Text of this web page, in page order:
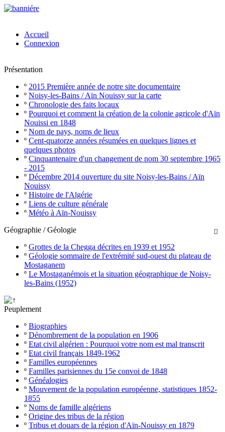
Accueil
Connexion
Présentation
º 2015 Première année de notre site documentaire
º Noisy-les-Bains / Aïn Nouissy sur la carte
º Chronologie des faits locaux
º Pourquoi et comment la création de la colonie agricole d'Aïn
Nouissi en 1848
º Nom de pays, noms de lieux
º Cent-quatorze années résumées en quelques lignes et
quelques photos
º Cinquantenaire d'un changement de nom 30 septembre 1965
- 2015
º Décembre 2014 ouverture du site Noisy-les-Bains / Aïn
Nouissy
º Histoire de l'Algérie
º Liens de culture générale
º Météo à Aïn-Nouissy

Géographie / Géologie
º Grottes de la Chegga décrites en 1939 et 1952
º Géologie sommaire de l'extrémité sud-ouest du plateau de
Mostaganem
º Le Mostaganémois et la situation géographique de Noisy-
les-Bains (1952)
Peuplement
º Biographies
º Dénombrement de la population en 1906
º Etat civil algérien : Pourquoi votre nom est mal transcrit
º Etat civil français 1849-1962
º Familles européennes
º Familles parisiennes du 15e convoi de 1848
º Généalogies
º Mouvement de la population européenne, statistiques 1852-
1855
º Noms de famille algériens
º Origine des tribus de la région
º Tribus et douars de la région d'Aïn-Nouissy en 1879